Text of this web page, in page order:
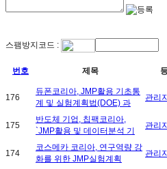
스팸방지코드 :
번호 제목
176
듀폰코리아, JMP활용 기초통
계 및 실험계획법(DOE) 과
관리
175
반도체 기업, 칩팩코리아,
`JMP활용 및 데이터분석 기
관리
174
코스메카 코리아, 연구역량 강
화를 위한 JMP실험계획
관리